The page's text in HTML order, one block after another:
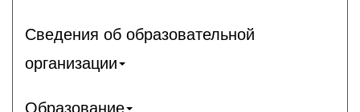
Сведения об образовательной
организации
Образование